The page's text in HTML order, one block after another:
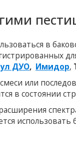
в
ДУО, Имидор,
или
в состоянии